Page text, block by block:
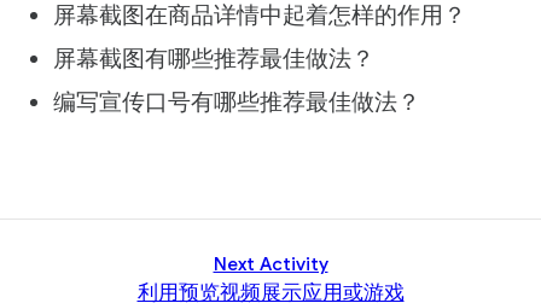
屏幕截图在商品详情中起着怎样的作用？
屏幕截图有哪些推荐最佳做法？
编写宣传口号有哪些推荐最佳做法？
Next Activity
利用预览视频展示应用或游戏